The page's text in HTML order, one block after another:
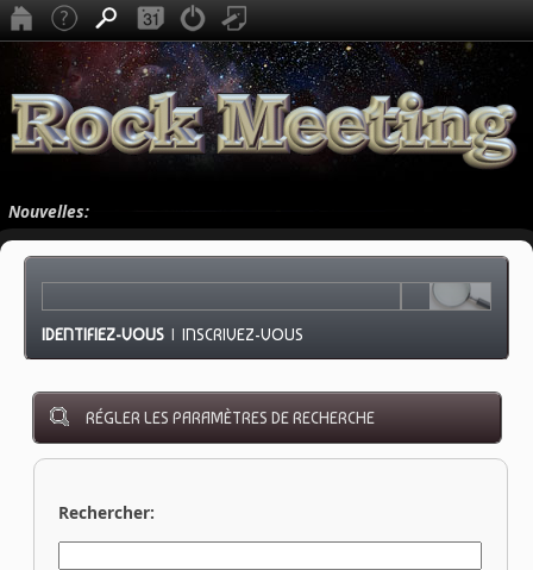
Nouvelles:
IDENTIFIEZ-VOUS |INSCRIVEZ-VOUS
RÉGLER LES PARAMÈTRES DE RECHERCHE
Rechercher: